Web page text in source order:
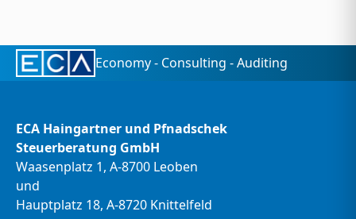
Economy - Consulting - Auditing
ECA Haingartner und Pfnadschek
Steuerberatung GmbH
Waasenplatz 1, A-8700 Leoben
und
Hauptplatz 18, A-8720 Knittelfeld